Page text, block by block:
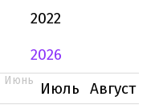
2022
2026
Июнь Июль
Август